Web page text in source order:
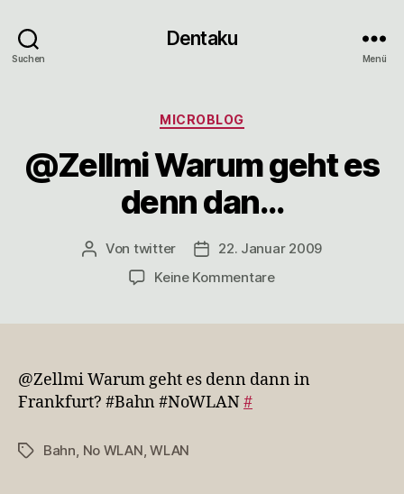
Suchen
Dentaku
Menü
Kategorien
MICROBLOG
@Zellmi Warum geht es
denn dan…
Beitragsautor
Von twitter Veröffentlichungsdatum
22. Januar 2009
Keine Kommentarezu
denn
@Zellmi Warum geht es denn dann in
Frankfurt? #Bahn #NoWLAN#
Schlagwörter
Bahn No WLAN ,WLAN